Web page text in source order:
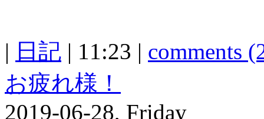
| 日記 | 11:23 | comments
お疲れ様！
2019-06-28, Friday